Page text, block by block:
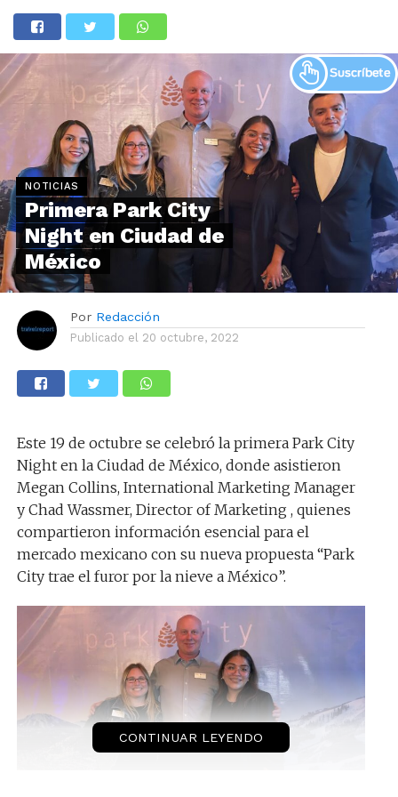
NOTICIAS
Primera Park City
Night en Ciudad de
México
Por Redacción
Publicado el 20 octubre, 2022
Este 19 de octubre se celebró la primera Park City
Night en la Ciudad de México, donde asistieron
Megan Collins, International Marketing Manager
y Chad Wassmer, Director of Marketing , quienes
compartieron información esencial para el
mercado mexicano con su nueva propuesta “Park
City trae el furor por la nieve a México”.
CONTINUAR LEYENDO